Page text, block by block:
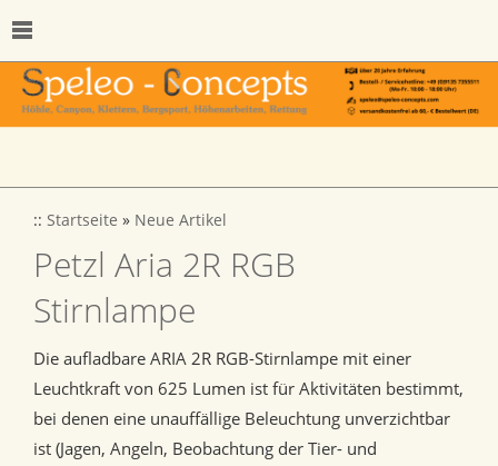
:: Startseite » Neue Artikel
Petzl Aria 2R RGB
Stirnlampe
Die aufladbare ARIA 2R RGB-Stirnlampe mit einer
Leuchtkraft von 625 Lumen ist für Aktivitäten bestimmt,
bei denen eine unauffällige Beleuchtung unverzichtbar
ist (Jagen, Angeln, Beobachtung der Tier- und